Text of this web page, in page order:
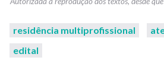
residência multiprofissional
edital